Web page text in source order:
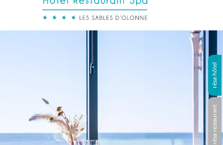
résa restaurant
résa hôtel